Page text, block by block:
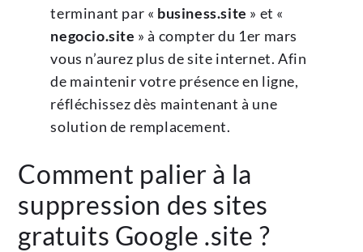
terminant par « business.site » et «
negocio.site » à compter du 1er mars
vous n’aurez plus de site internet. Afin
de maintenir votre présence en ligne,
réfléchissez dès maintenant à une
solution de remplacement.
Comment palier à la
suppression des sites
gratuits Google .site ?